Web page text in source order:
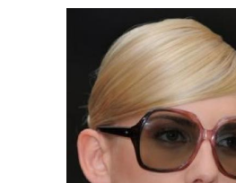
Удобная прическа
Прическа в сауну